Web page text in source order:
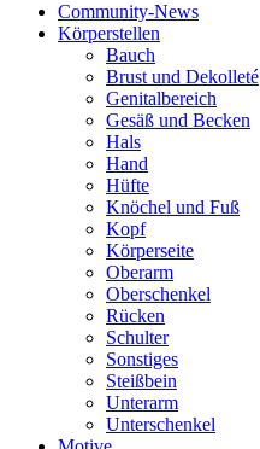
Community-News
Körperstellen
Bauch
Brust und Dekolleté
Genitalbereich
Gesäß und Becken
Hals
Hand
Hüfte
Knöchel und Fuß
Kopf
Körperseite
Oberarm
Oberschenkel
Rücken
Schulter
Sonstiges
Steißbein
Unterarm
Unterschenkel